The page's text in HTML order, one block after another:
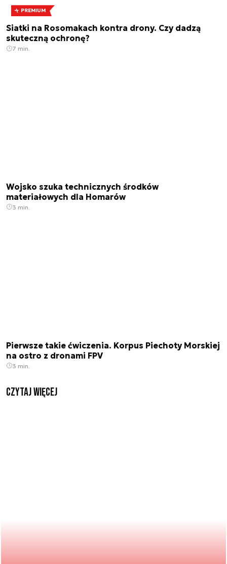
PREMIUM
Siatki na Rosomakach kontra drony. Czy dadzą
skuteczną ochronę?
7 min.
Wojsko szuka technicznych środków
materiałowych dla Homarów
3 min.
Pierwsze takie ćwiczenia. Korpus Piechoty Morskiej
na ostro z dronami FPV
3 min.
czytaj więcej